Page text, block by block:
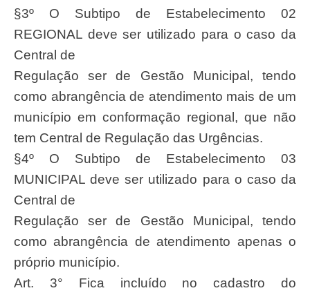
§3º O Subtipo de Estabelecimento 02
REGIONAL deve ser utilizado para o caso da
Central de
Regulação ser de Gestão Municipal, tendo
como abrangência de atendimento mais de um
município em conformação regional, que não
tem Central de Regulação das Urgências.
§4º O Subtipo de Estabelecimento 03
MUNICIPAL deve ser utilizado para o caso da
Central de
Regulação ser de Gestão Municipal, tendo
como abrangência de atendimento apenas o
próprio município.
Art. 3° Fica incluído no cadastro do